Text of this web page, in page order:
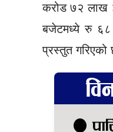
करोड ७२ लाख
बजेटमध्ये रु ६८
प्रस्तुत